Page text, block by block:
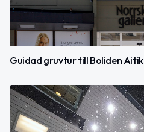
Guidad gruvtur till Boliden Aitik